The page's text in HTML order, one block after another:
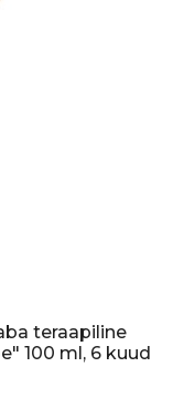
teraapiline
100 ml, 6 kuud